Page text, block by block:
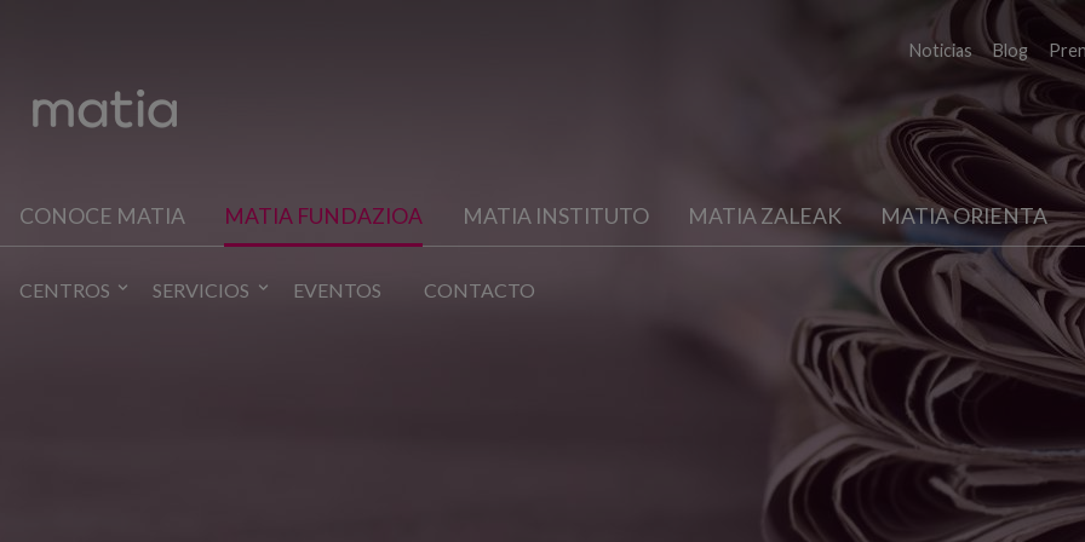
Noticias Blog
CONOCE MATIA MATIA FUNDAZIOA MATIA INSTITUTO MATIA ZALEAK MATIA ORIENTA
CENTROS SERVICIOS EVENTOS CONTACTO